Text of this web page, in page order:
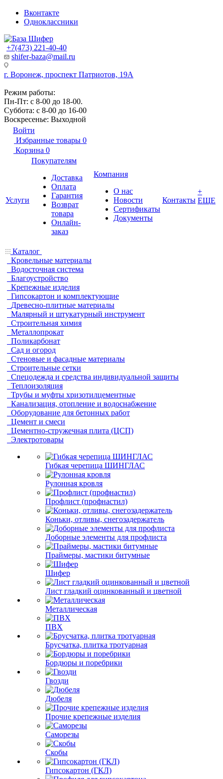
Вконтакте
Одноклассники
+7(473) 221-40-40
shifer-baza@mail.ru
г. Воронеж, проспект Патриотов, 19А
Режим работы:
Пн-Пт: с 8-00 до 18-00.
Суббота: с 8-00 до 16-00
Воскресенье: Выходной
Войти
Избранные товары 0
Корзина 0
Услуги
Покупателям
Доставка
Оплата
Гарантия
Возврат
товара
Онлайн-
заказ
Компания
О нас
Новости
Сертификаты
Документы
Контакты
+
ЕЩЕ
Каталог
Кровельные материалы
Водосточная система
Благоустройство
Крепежные изделия
Гипсокартон и комплектующие
Древесно-плитные материалы
Малярный и штукатурный инструмент
Строительная химия
Металлопрокат
Поликарбонат
Сад и огород
Стеновые и фасадные материалы
Строительные сетки
Спецодежда и средства индивидуальной защиты
Теплоизоляция
Трубы и муфты хризотилцементные
Канализация, отопление и водоснабжение
Оборудование для бетонных работ
Цемент и смеси
Цементно-стружечная плита (ЦСП)
Электротовары
Гибкая черепица ШИНГЛАС
Рулонная кровля
Профлист (профнастил)
Коньки, отливы, снегозадержатель
Доборные элементы для профлиста
Праймеры, мастики битумные
Шифер
Лист гладкий оцинкованный и цветной
Металлическая
ПВХ
Брусчатка, плитка тротуарная
Бордюры и поребрики
Гвозди
Дюбеля
Прочие крепежные изделия
Саморезы
Скобы
Гипсокартон (ГКЛ)